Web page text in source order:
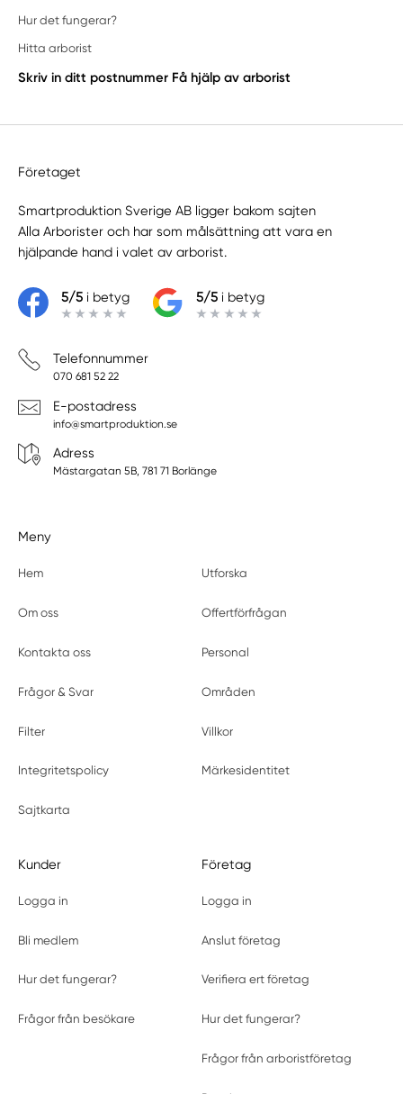
Hur det fungerar?
Hitta arborist
Skriv in ditt postnummer Få hjälp av arborist
Företaget
Smartproduktion Sverige AB ligger bakom sajten
Alla Arborister och har som målsättning att vara en
hjälpande hand i valet av arborist.
5/5i betyg 5/5i betyg
Telefonnummer
070 681 52 22
E-postadress
info@smartproduktion.se
Adress
Mästargatan 5B, 781 71 Borlänge
Meny
Hem Utforska
Om oss Offertförfrågan
Kontakta oss Personal
Frågor & Svar Områden
Filter Villkor
Integritetspolicy Märkesidentitet
Sajtkarta
Kunder
Logga in
Bli medlem
Hur det fungerar?
Frågor från besökare
Företag
Logga in
Anslut företag
Verifiera ert företag
Hur det fungerar?
Frågor från arboristföretag